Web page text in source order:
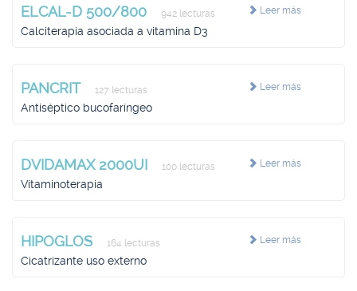
Leer más
ELCAL-D 500/800 942 lecturas
Calciterapia asociada a vitamina D3
Leer más
PANCRIT 127 lecturas
Antiséptico bucofaríngeo
Leer más
DVIDAMAX 2000UI 100 lecturas
Vitaminoterapia
Leer más
HIPOGLOS 164 lecturas
Cicatrizante uso externo